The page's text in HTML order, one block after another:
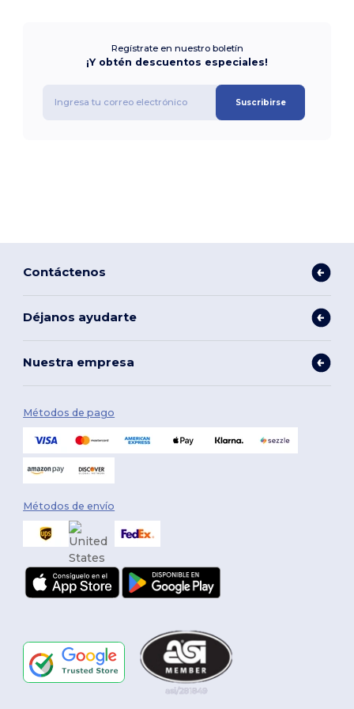
Regístrate en nuestro boletín
¡Y obtén descuentos especiales!
Suscribirse
Contáctenos
Déjanos ayudarte
Nuestra empresa
Métodos de pago
Métodos de envío